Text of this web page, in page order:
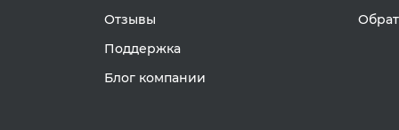
Отзывы
Поддержка
Блог компании